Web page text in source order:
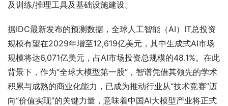
及训练/推理工具及基础设施建设。
据IDC最新发布的预测数据，全球人工智能（AI）IT总投资
规模有望在2029年增至12,619亿美元，其中生成式AI市场
规模将达6,071亿美元，占AI市场投资总规模的48.1%。在此
背景下，作为“全球大模型第一股”，智谱凭借其领先的学术
积累与成熟的商业化能力，已成为推动行业从“技术竞赛”迈
向“价值实现”的关键力量，意味着中国AI大模型产业将正式